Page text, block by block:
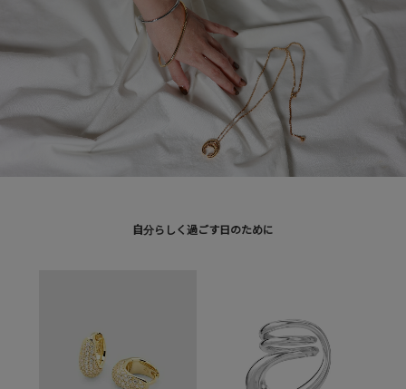
自分らしく過ごす日のために